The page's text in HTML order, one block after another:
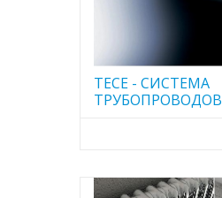
TECE - CИСТЕМА
ТРУБОПРОВОДОВ